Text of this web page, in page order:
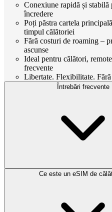
Conexiune rapidă și stabilă
încredere
Poți păstra cartela
timpul călătoriei
Fără costuri de roaming –
ascunse
Ideal pentru călători,
frecvente
Libertate. Flexibilitate.
Întrebări frecvente
Ce este un eSIM de